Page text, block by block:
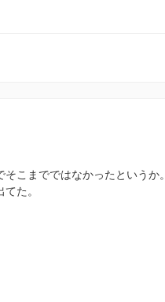
こまでではなかったというか。
た。